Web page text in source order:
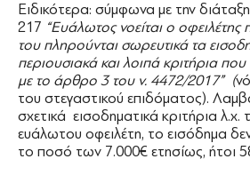
Ειδικότερα: σύμφωνα με την
217 “Ευάλωτος νοείται ο
του πληρούνται σωρευτικά τα
περιουσιακά και λοιπά κριτήρια
με το άρθρο 3 του ν. 4472/2017” (
του στεγαστικού επιδόματος).
σχετικά εισοδηματικά κριτήρια λ.χ.
ευάλωτου οφειλέτη, το εισόδημα
το ποσό των 7.000€ ετησίως, ήτοι